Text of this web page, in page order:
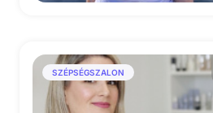
SZÉPSÉGSZALON